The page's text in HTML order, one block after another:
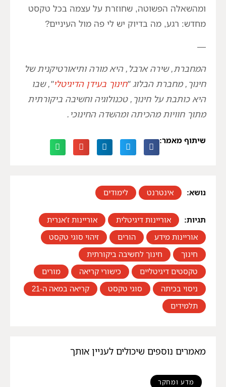
ומהשאלה הפשוטה, שחוזרת על עצמה בכל טקסט
מחדש: רגע, מה בדיוק יש לי פה מול העיניים?
—
המחברת, שירה ארבל, היא מורה ותיאורטיקנית של
חינוך, מחברת הבלוג "חינוך בעידן הדיגיטלי", שבו
היא כותבת על חינוך, טכנולוגיה וחשיבה ביקורתית
מתוך חוויות מהכיתה ומהשדה החינוכי.
שיתוף מאמר:
נושא: אינטרנט לימודים
תגיות: אוריינות דיגיטלית אוריינות ז'אנרית
אוריינות מידע
הורים זיהוי סוגי טקסט
חינוך
חינוך לחשיבה ביקורתית
טקסטים דיגיטליים
כישורי קריאה מורים
ניסוי בכיתה
סוגי טקסט קריאה במאה ה-21
תלמידים
מאמרים נוספים שיכולים לעניין אותך
מדע ומחקר